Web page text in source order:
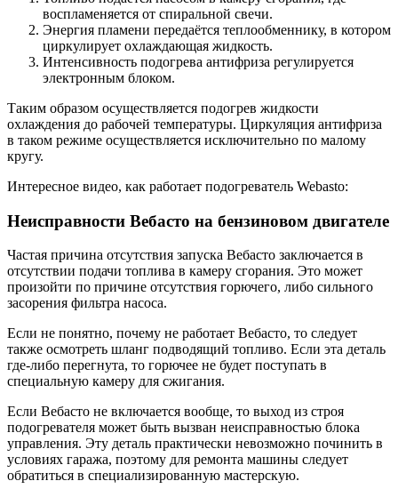
воспламеняется от спиральной свечи.
Энергия пламени передаётся теплообменнику, в котором
циркулирует охлаждающая жидкость.
Интенсивность подогрева антифриза регулируется
электронным блоком.
Таким образом осуществляется подогрев жидкости
охлаждения до рабочей температуры. Циркуляция антифриза
в таком режиме осуществляется исключительно по малому
кругу.
Интересное видео, как работает подогреватель Webasto:
Неисправности Вебасто на бензиновом двигателе
Частая причина отсутствия запуска Вебасто заключается в
отсутствии подачи топлива в камеру сгорания. Это может
произойти по причине отсутствия горючего, либо сильного
засорения фильтра насоса.
Если не понятно, почему не работает Вебасто, то следует
также осмотреть шланг подводящий топливо. Если эта деталь
где-либо перегнута, то горючее не будет поступать в
специальную камеру для сжигания.
Если Вебасто не включается вообще, то выход из строя
подогревателя может быть вызван неисправностью блока
управления. Эту деталь практически невозможно починить в
условиях гаража, поэтому для ремонта машины следует
обратиться в специализированную мастерскую.